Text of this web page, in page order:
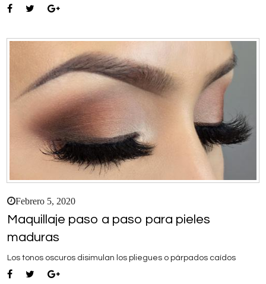
Febrero 5, 2020
Maquillaje paso a paso para pieles
maduras
Los tonos oscuros disimulan los pliegues o párpados caídos